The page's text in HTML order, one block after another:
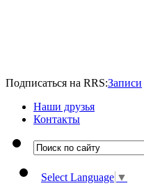
Подписаться на RRS:Записи
Наши друзья
Контакты
Select Language ▼